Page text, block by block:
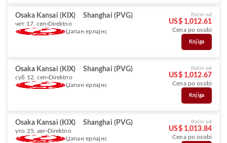
Osaka Kansai (KIX) Shanghai (PVG)
чет 17. сеп Direktno
Џапан ерлајнс
Počni od
US$ 1,012.61
Cena po osobi
Knjiga
Osaka Kansai (KIX) Shanghai (PVG)
суб 12. сеп Direktno
Џапан ерлајнс
Počni od
US$ 1,012.67
Cena po osobi
Knjiga
Osaka Kansai (KIX) Shanghai (PVG)
уто 25. авг Direktno
Џапан ерлајнс
Počni od
US$ 1,013.84
Cena po osobi